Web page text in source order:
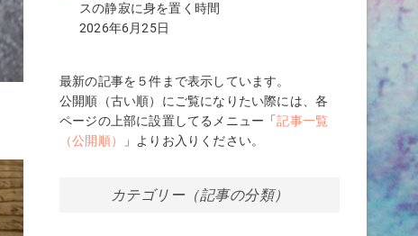
スの静寂に身を置く時間
2026年6月25日
最新の記事を５件まで表示しています。
公開順（古い順）にご覧になりたい際には、各
ページの上部に設置してるメニュー「記事一覧
（公開順）
」よりお入りください。
カテゴリー（記事の分類）